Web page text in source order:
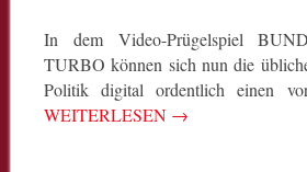
In dem Video-Prügelspiel
TURBO können sich nun die
Politik digital ordentlich einen
WEITERLESEN →